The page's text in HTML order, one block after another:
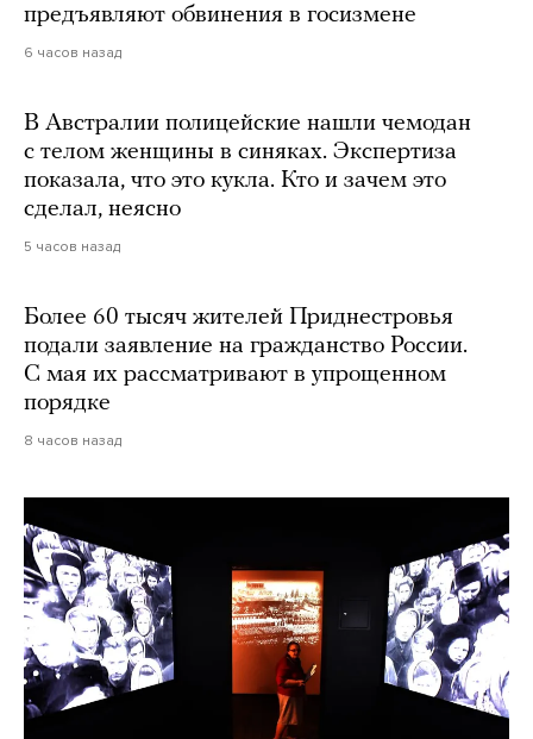
предъявляют обвинения в госизмене
6 часов назад
В Австралии полицейские нашли чемодан
с телом женщины в синяках. Экспертиза
показала, что это кукла. Кто и зачем это
сделал, неясно
5 часов назад
Более 60 тысяч жителей Приднестровья
подали заявление на гражданство России.
С мая их рассматривают в упрощенном
порядке
8 часов назад